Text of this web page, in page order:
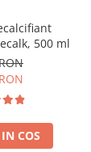
500 ml
COS